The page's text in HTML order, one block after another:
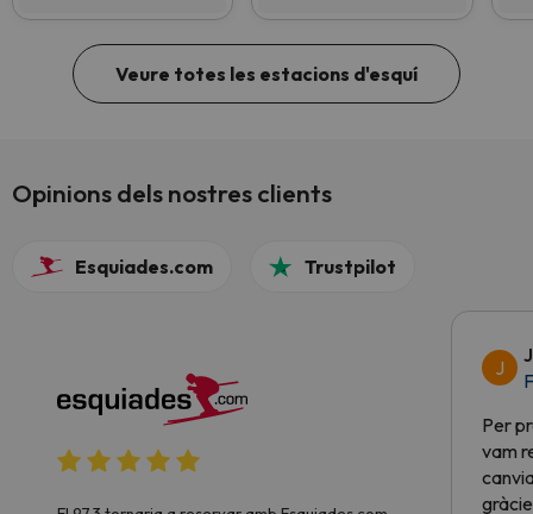
Veure totes les estacions d'esquí
Opinions dels nostres clients
Esquiades.com Trustpilot
J
Per
vam